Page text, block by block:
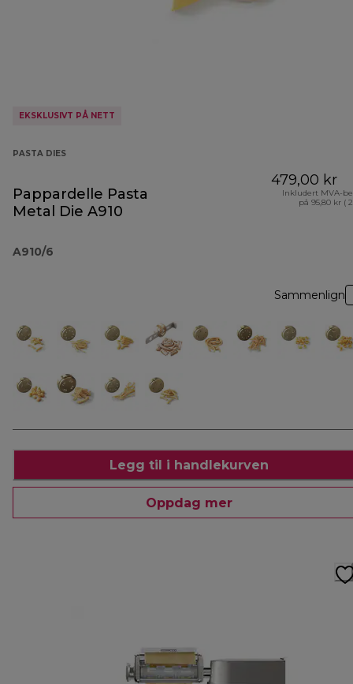
EKSKLUSIVT PÅ NETT
PASTA DIES
Pappardelle Pasta
Metal Die A910
A910/6
479,00 kr
Inkludert MVA-
på 95,80 kr (
Sammenlign
Legg til i handlekurven
Oppdag mer